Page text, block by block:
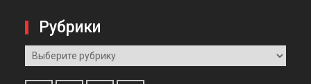
Рубрики
Рубрики